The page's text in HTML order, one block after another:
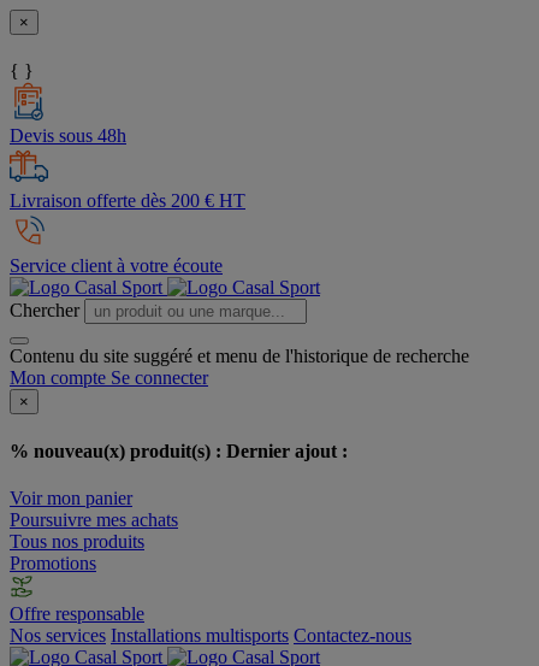
×
{ }
Devis sous 48h
Livraison offerte dès 200 € HT
Service client à votre écoute
Chercher
Contenu du site suggéré et menu de l'historique de recherche
Mon compte Se connecter
×
% nouveau(x) produit(s) : Dernier ajout :
Voir mon panier
Poursuivre mes achats
Tous nos produits
Promotions
Offre responsable
Nos services Installations multisports Contactez-nous